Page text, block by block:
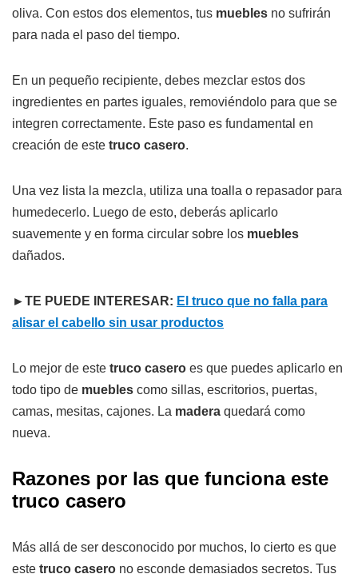
oliva. Con estos dos elementos, tus muebles no sufrirán
para nada el paso del tiempo.
En un pequeño recipiente, debes mezclar estos dos
ingredientes en partes iguales, removiéndolo para que se
integren correctamente. Este paso es fundamental en
creación de este truco casero.
Una vez lista la mezcla, utiliza una toalla o repasador para
humedecerlo. Luego de esto, deberás aplicarlo
suavemente y en forma circular sobre los muebles
dañados.
►TE PUEDE INTERESAR: El truco que no falla para
alisar el cabello sin usar productos
Lo mejor de este truco casero es que puedes aplicarlo en
todo tipo de muebles como sillas, escritorios, puertas,
camas, mesitas, cajones. La madera quedará como
nueva.
Razones por las que funciona este
truco casero
Más allá de ser desconocido por muchos, lo cierto es que
este truco casero no esconde demasiados secretos. Tus